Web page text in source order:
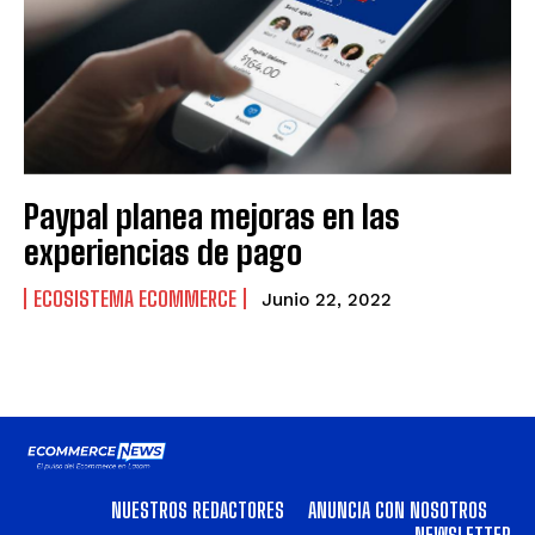
URUGUAY
VENEZUELA
URUGUAY
VENEZUELA
Paypal planea mejoras en las
experiencias de pago
ECOSISTEMA ECOMMERCE Junio 22, 2022
NUESTROS REDACTORES
ANUNCIA CON NOSOTROS